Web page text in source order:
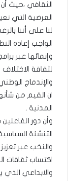
الثقافي ،حيث أن
العرضية التي
لنا على أننا
الواجب إعادة
وإنمائها عبر
لثقافة الاختلاف
والإندماج
ان القيم من
المدنية .
وأن دور
التنشئة
والنخب عبر
اكتساب ثقاقات
والابداعي